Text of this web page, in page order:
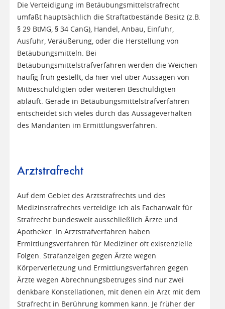
Die Verteidigung im Betäubungsmittelstrafrecht
umfaßt hauptsächlich die Straftatbestände Besitz (z.B.
§ 29 BtMG, § 34 CanG), Handel, Anbau, Einfuhr,
Ausfuhr, Veräußerung, oder die Herstellung von
Betäubungsmitteln. Bei
Betäubungsmittelstrafverfahren werden die Weichen
häufig früh gestellt, da hier viel über Aussagen von
Mitbeschuldigten oder weiteren Beschuldigten
abläuft. Gerade in Betäubungsmittelstrafverfahren
entscheidet sich vieles durch das Aussageverhalten
des Mandanten im Ermittlungsverfahren.
Arztstrafrecht
Auf dem Gebiet des Arztstrafrechts und des
Medizinstrafrechts verteidige ich als Fachanwalt für
Strafrecht bundesweit ausschließlich Ärzte und
Apotheker. In Arztstrafverfahren haben
Ermittlungsverfahren für Mediziner oft existenzielle
Folgen. Strafanzeigen gegen Ärzte wegen
Körperverletzung und Ermittlungsverfahren gegen
Ärzte wegen Abrechnungsbetruges sind nur zwei
denkbare Konstellationen, mit denen ein Arzt mit dem
Strafrecht in Berührung kommen kann. Je früher der